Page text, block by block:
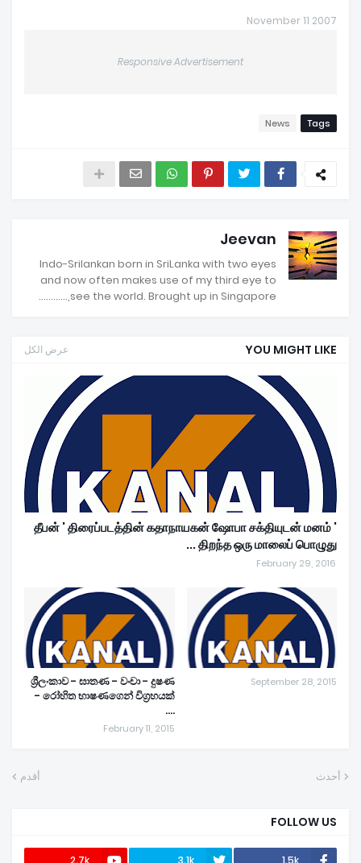
2007 November 11
Responsive Advertisement
Tags
News
Jeevan
Indo-Srilankan born in SriLanka with two eyes
and now often makes use of my third eye to
see the world. Brought up in Singapore,............
YOU MIGHT LIKE عرض الكل
' தீபன் ' திரைப்படத்தின் கதாநாயகன் ஷோபா சக்தியுடன் மனம்
திறந்த ஒரு மாலைப் பொழுது ...
February 29, 2016
September 28, 2015
ශ්‍රීලංකාව - ඝාතණ - වංචා - දුෂණ
- රෝහිත භාෂණගෙන් විග්‍රහයක්
....
February 11, 2015
أحدث أقدم
FOLLOW US
1.5k
3.1k
2.7k